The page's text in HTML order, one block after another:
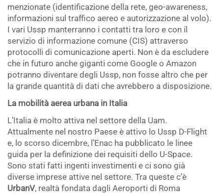
menzionate (identificazione della rete, geo-awareness,
informazioni sul traffico aereo e autorizzazione al volo).
I vari Ussp manterranno i contatti tra loro e con il
servizio di informazione comune (CIS) attraverso
protocolli di comunicazione aperti. Non è da escludere
che in futuro anche giganti come Google o Amazon
potranno diventare degli Ussp, non fosse altro che per
la grande quantità di dati che avrebbero a disposizione.
La mobilità aerea urbana in Italia
L’Italia è molto attiva nel settore della Uam.
Attualmente nel nostro Paese è attivo lo Ussp D-Flight
e, lo scorso dicembre, l’Enac ha pubblicato le linee
guida per la definizione dei requisiti dello U-Space.
Sono stati fatti ingenti investimenti e ci sono già
diverse imprese attive nel settore. Tra queste c’è
UrbanV, realtà fondata dagli Aeroporti di Roma